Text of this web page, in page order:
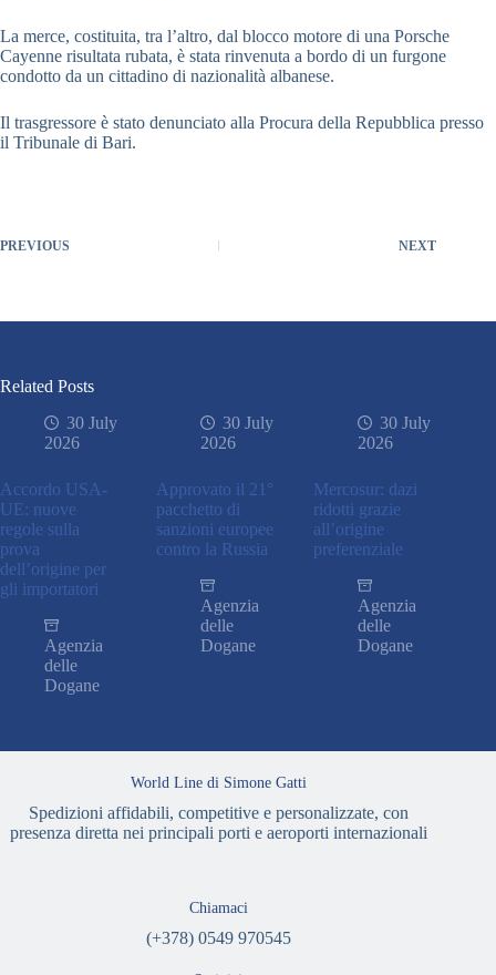
La merce, costituita, tra l’altro, dal blocco motore di una Porsche
Cayenne risultata rubata, è stata rinvenuta a bordo di un furgone
condotto da un cittadino di nazionalità albanese.
Il trasgressore è stato denunciato alla Procura della Repubblica presso
il Tribunale di Bari.
PREVIOUS NEXT
Related Posts
30 July
2026
Accordo USA-
UE: nuove
regole sulla
prova
dell’origine per
gli importatori
Agenzia
delle
Dogane
30 July
2026
Approvato il 21°
pacchetto di
sanzioni europee
contro la Russia
Agenzia
delle
Dogane
30 July
2026
Mercosur: dazi
ridotti grazie
all’origine
preferenziale
Agenzia
delle
Dogane
World Line di Simone Gatti
Spedizioni affidabili, competitive e personalizzate, con
presenza diretta nei principali porti e aeroporti internazionali
Chiamaci
(+378) 0549 970545